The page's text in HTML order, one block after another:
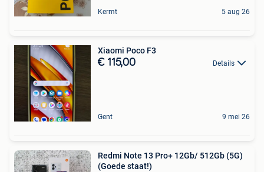
Kermt 5 aug 26
Xiaomi Poco F3
€ 115,00 Details
Gent 9 mei 26
Redmi Note 13 Pro+ 12Gb/ 512Gb (5G)
(Goede staat!)